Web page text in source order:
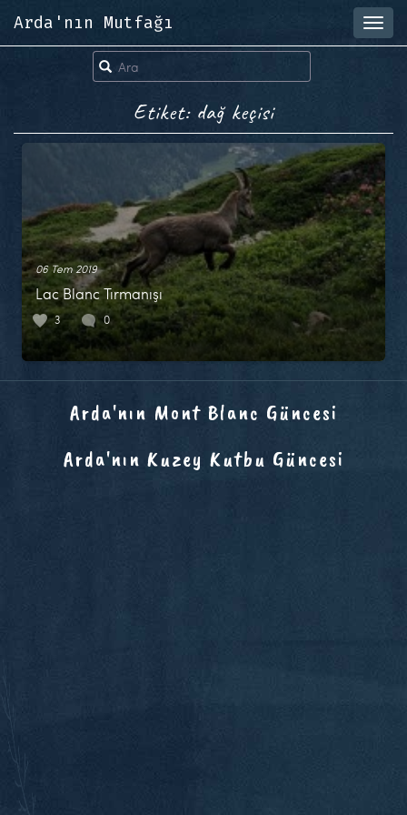
Arda'nın Mutfağı
Etiket: dağ keçisi
06 Tem 2019
Lac Blanc Tırmanışı
3 0
Arda'nın Mont Blanc Güncesi
Arda'nın Kuzey Kutbu Güncesi